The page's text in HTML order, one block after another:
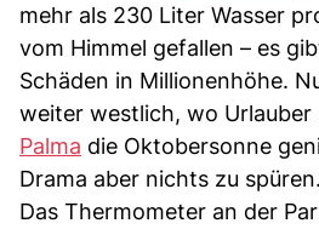
mehr als 230 Liter Wasser
vom Himmel gefallen – es
Schäden in Millionenhöhe.
weiter westlich, wo Urlauber
Palma die Oktobersonne
Drama aber nichts zu spüren.
Das Thermometer an der